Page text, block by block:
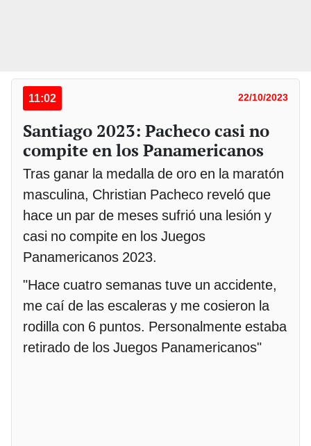
11:02 22/10/2023
Santiago 2023: Pacheco casi no
compite en los Panamericanos
Tras ganar la medalla de oro en la maratón
masculina, Christian Pacheco reveló que
hace un par de meses sufrió una lesión y
casi no compite en los Juegos
Panamericanos 2023.
"Hace cuatro semanas tuve un accidente,
me caí de las escaleras y me cosieron la
rodilla con 6 puntos. Personalmente estaba
retirado de los Juegos Panamericanos"